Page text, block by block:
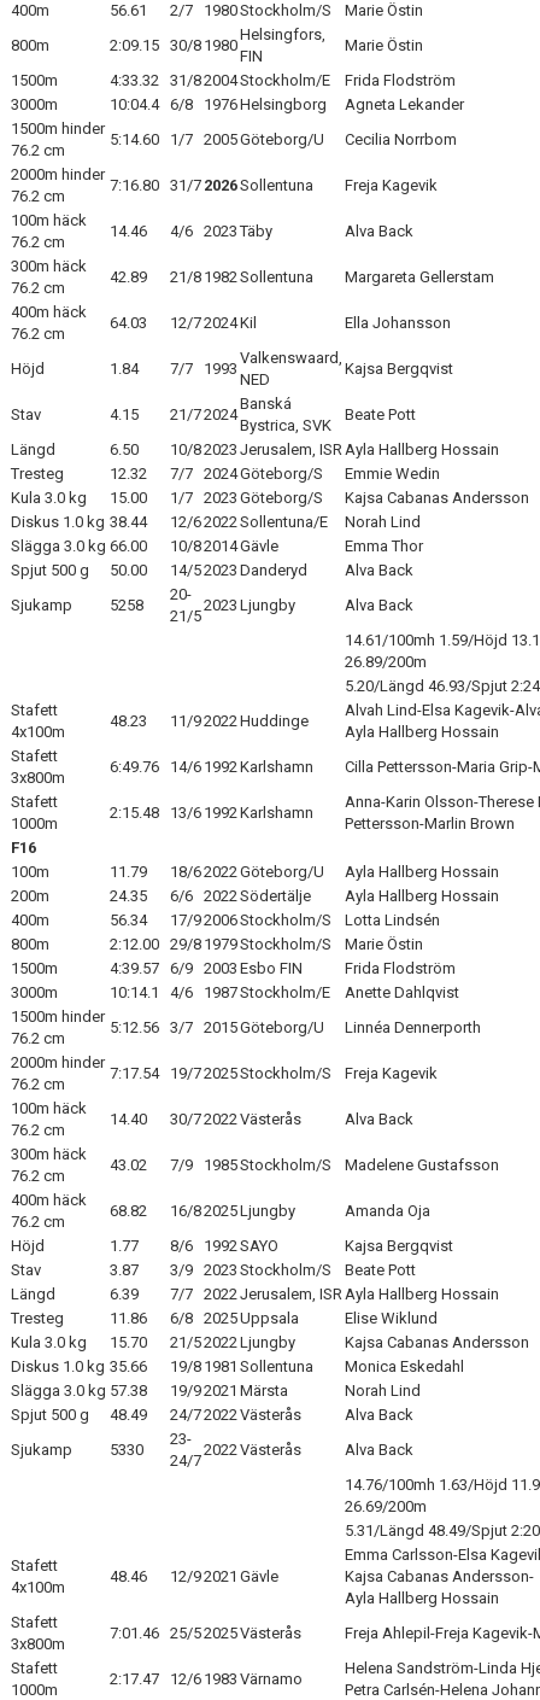
400m 56.61 2/7 1980Stockholm/S
Marie Östin
800m
2:09.15 30/8 1980
Helsingfors,
FIN
Marie Östin
1500m
4:33.32 31/82004Stockholm/E
Frida Flodström
3000m
10:04.4 6/8 1976Helsingborg
Agneta Lekander
1500m hinder
76.2 cm
5:14.60 1/7 2005Göteborg/U
Cecilia Norrbom
2000m hinder
76.2 cm
7:16.80 31/7 2026Sollentuna
Freja Kagevik
100m häck
76.2 cm
14.46 4/6 2023 Täby
Alva Back
300m häck
76.2 cm
42.89 21/8 1982Sollentuna
Margareta Gellerstam
400m häck
76.2 cm
64.03 12/72024Kil Ella Johansson
Höjd 1.84 7/7 1993
Valkenswaard,
NED
Kajsa Bergqvist
Stav 4.15 21/72024
Banská
Bystrica, SVK
Beate Pott
Längd
6.50 10/82023 Jerusalem, ISRAyla Hallberg Hossain
Tresteg
12.32 7/7 2024Göteborg/S
Emmie Wedin
Kula 3.0 kg
15.00 1/7 2023 Göteborg/S
Kajsa Cabanas Andersson
Diskus 1.0 kg 38.44 12/62022Sollentuna/E
Norah Lind
Slägga 3.0 kg 66.00 10/82014Gävle
Emma Thor
Spjut 500 g
50.00 14/52023 Danderyd
Alva Back
Sjukamp
5258
20-
21/5
2023 Ljungby
Alva Back
14.61/100mh 1.59/Höjd
26.89/200m
5.20/Längd 46.93/Spjut
Stafett
4x100m
48.23 11/92022Huddinge
Alvah Lind-Elsa Kagevik-
Ayla Hallberg Hossain
Stafett
3x800m
6:49.76 14/6 1992Karlshamn
Cilla Pettersson-Maria Grip-
Stafett
1000m
2:15.48 13/6 1992Karlshamn
Anna-Karin Olsson-Therese
Pettersson-Marlin Brown
F16
100m
11.79 18/62022Göteborg/U
Ayla Hallberg Hossain
200m
24.35 6/6 2022Södertälje
Ayla Hallberg Hossain
400m
56.34 17/92006Stockholm/S
Lotta Lindsén
800m
2:12.00 29/8 1979Stockholm/S
Marie Östin
1500m
4:39.57 6/9 2003 Esbo FIN
Frida Flodström
3000m
10:14.1 4/6 1987Stockholm/E
Anette Dahlqvist
1500m hinder
76.2 cm
5:12.56 3/7 2015Göteborg/U
Linnéa Dennerporth
2000m hinder
76.2 cm
7:17.54 19/72025Stockholm/S
Freja Kagevik
100m häck
76.2 cm
14.40 30/72022Västerås
Alva Back
300m häck
76.2 cm
43.02 7/9 1985Stockholm/S
Madelene Gustafsson
400m häck
76.2 cm
68.82 16/82025Ljungby
Amanda Oja
Höjd
1.77 8/6 1992SAYO
Kajsa Bergqvist
Stav
3.87 3/9 2023 Stockholm/S
Beate Pott
Längd
6.39 7/7 2022Jerusalem, ISRAyla Hallberg Hossain
Tresteg
11.86 6/8 2025Uppsala
Elise Wiklund
Kula 3.0 kg
15.70 21/52022Ljungby
Kajsa Cabanas Andersson
Diskus 1.0 kg 35.66 19/8 1981 Sollentuna
Monica Eskedahl
Slägga 3.0 kg 57.38 19/92021 Märsta
Norah Lind
Spjut 500 g
48.49 24/72022Västerås
Alva Back
Sjukamp
5330
23-
24/7
2022Västerås
Alva Back
14.76/100mh 1.63/Höjd
26.69/200m
5.31/Längd 48.49/Spjut
Stafett
4x100m
48.46 12/92021 Gävle
Emma Carlsson-Elsa
Kajsa Cabanas Andersson-
Ayla Hallberg Hossain
Stafett
3x800m
7:01.46 25/52025Västerås
Freja Ahlepil-Freja Kagevik-
Stafett
1000m
2:17.47 12/6 1983 Värnamo
Helena Sandström-Linda
Petra Carlsén-Helena